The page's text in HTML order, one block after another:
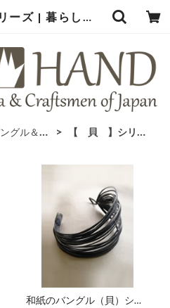
【 貝 】シリーズ | 暮らしの中の和紙のかたち
ル＆ブレスレット 【 貝 】シリーズ
和紙のバングル（貝）シェ